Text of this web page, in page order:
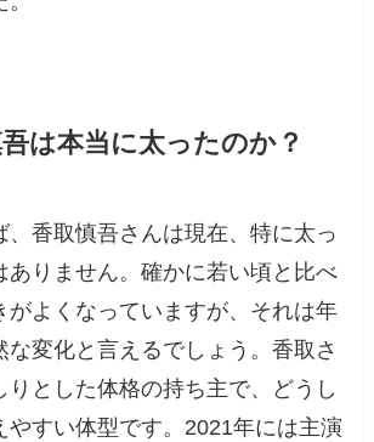
は本当に太ったのか？
、香取慎吾さんは現在、特に太っ
ありません。確かに若い頃と比べ
がよくなっていますが、それは年
な変化と言えるでしょう。香取さ
りとした体格の持ち主で、どうし
やすい体型です。2021年には主演